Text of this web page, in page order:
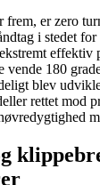
frem, er zero
i stedet
effektiv
vende 180
blev
rettet mod